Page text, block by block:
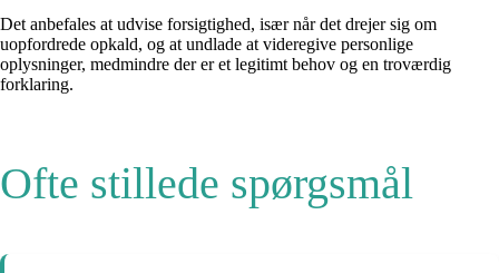
Det anbefales at udvise forsigtighed, især når det drejer sig om
uopfordrede opkald, og at undlade at videregive personlige
oplysninger, medmindre der er et legitimt behov og en troværdig
forklaring.
Ofte stillede spørgsmål